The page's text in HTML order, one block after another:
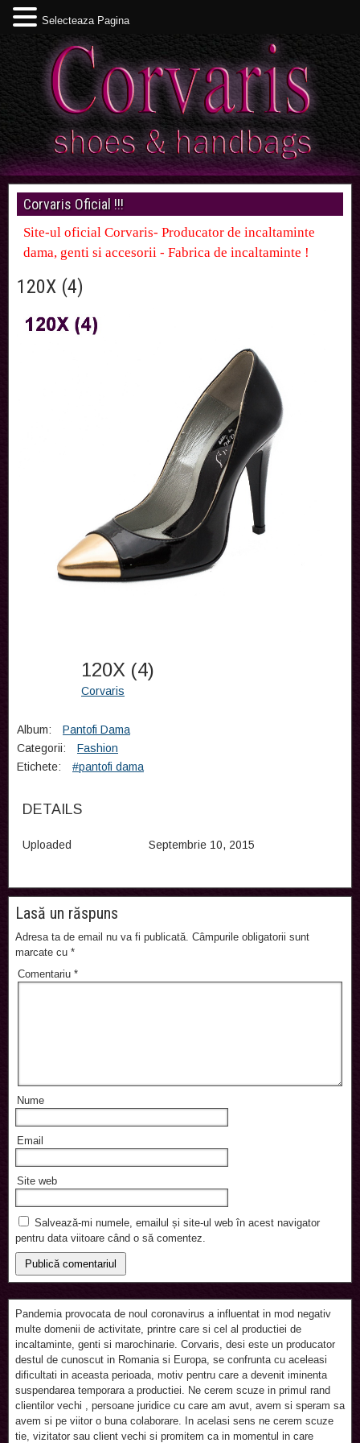
Corvaris Oficial !!!
Site-ul oficial Corvaris- Producator de incaltaminte
dama, genti si accesorii - Fabrica de incaltaminte !
120X (4)
120X (4)
Corvaris
Album:
Pantofi Dama
Categorii:
Fashion
Etichete:
#pantofi dama
DETAILS
Uploaded Septembrie 10, 2015
Lasă un răspuns
Adresa ta de email nu va fi publicată. Câmpurile obligatorii sunt
marcate cu *
Comentariu *
Nume
Email
Site web
Salvează-mi numele, emailul și site-ul web în acest navigator
pentru data viitoare când o să comentez.
Pandemia provocata de noul coronavirus a influentat in mod negativ
multe domenii de activitate, printre care si cel al productiei de
incaltaminte, genti si marochinarie. Corvaris, desi este un producator
destul de cunoscut in Romania si Europa, se confrunta cu aceleasi
dificultati in aceasta perioada, motiv pentru care a devenit iminenta
suspendarea temporara a productiei. Ne cerem scuze in primul rand
clientilor vechi , persoane juridice cu care am avut, avem si speram sa
avem si pe viitor o buna colaborare. In acelasi sens ne cerem scuze
tie, vizitator sau client vechi si promitem ca in momentul in care
Selecteaza Pagina